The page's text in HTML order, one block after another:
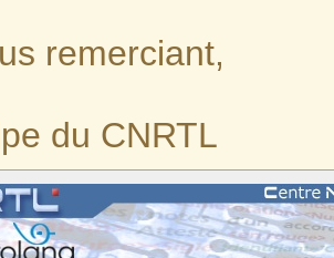
remerciant,
du CNRTL